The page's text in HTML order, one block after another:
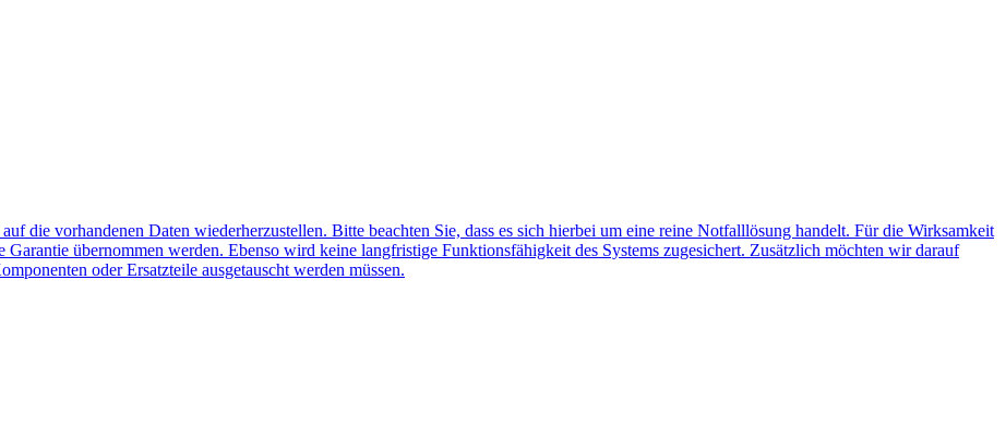
die vorhandenen Daten wiederherzustellen. Bitte beachten Sie, dass es sich hierbei um eine reine Notfalllösung handelt. Für die Wirksamkeit
übernommen werden. Ebenso wird keine langfristige Funktionsfähigkeit des Systems zugesichert. Zusätzlich möchten wir darauf
oder Ersatzteile ausgetauscht werden müssen.